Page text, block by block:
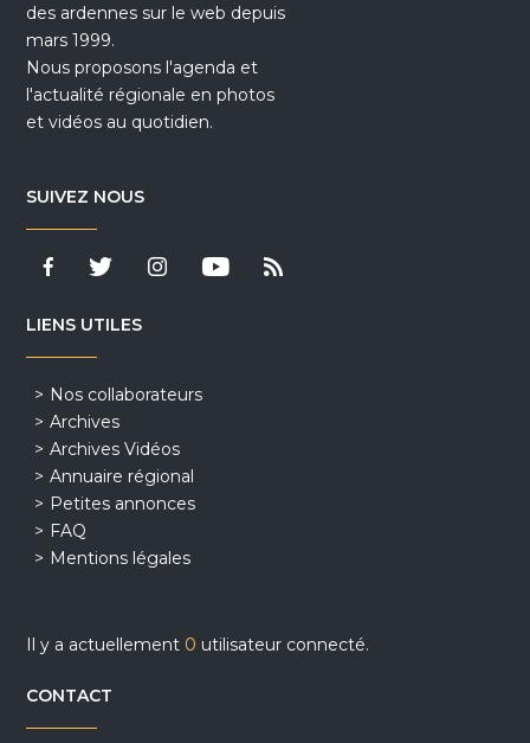
des ardennes sur le web depuis
mars 1999.
Nous proposons l'agenda et
l'actualité régionale en photos
et vidéos au quotidien.
SUIVEZ NOUS
LIENS UTILES
Nos collaborateurs
Archives
Archives Vidéos
Annuaire régional
Petites annonces
FAQ
Mentions légales
Il y a actuellement 0 utilisateur connecté.
CONTACT